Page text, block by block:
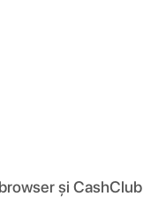
și CashClub